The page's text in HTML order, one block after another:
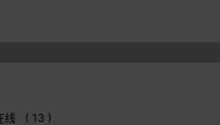
线 ( 13 )